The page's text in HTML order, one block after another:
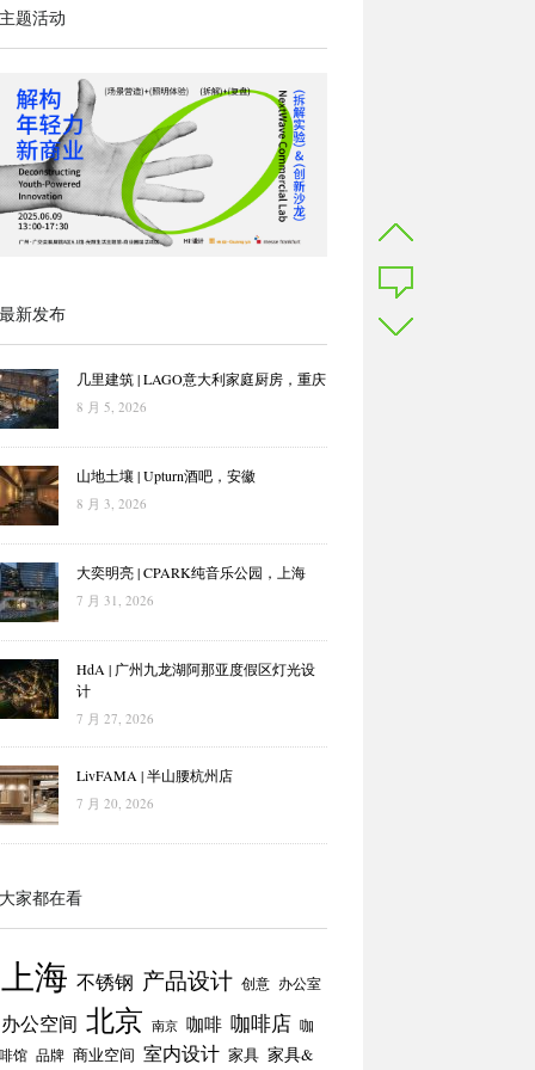
题活动
新发布
几里建筑 | LAGO意大利家庭厨房，重庆
8 月 5, 2026
山地土壤 | Upturn酒吧，安徽
8 月 3, 2026
大奕明亮 | CPARK纯音乐公园，上海
7 月 31, 2026
HdA | 广州九龙湖阿那亚度假区灯光设
计
7 月 27, 2026
LivFAMA | 半山腰杭州店
7 月 20, 2026
家都在看
上海 不锈钢 产品设计 创意 办公室
办公空间 北京 南京 咖啡 咖啡店 咖
馆 品牌 商业空间 室内设计 家具 家具&